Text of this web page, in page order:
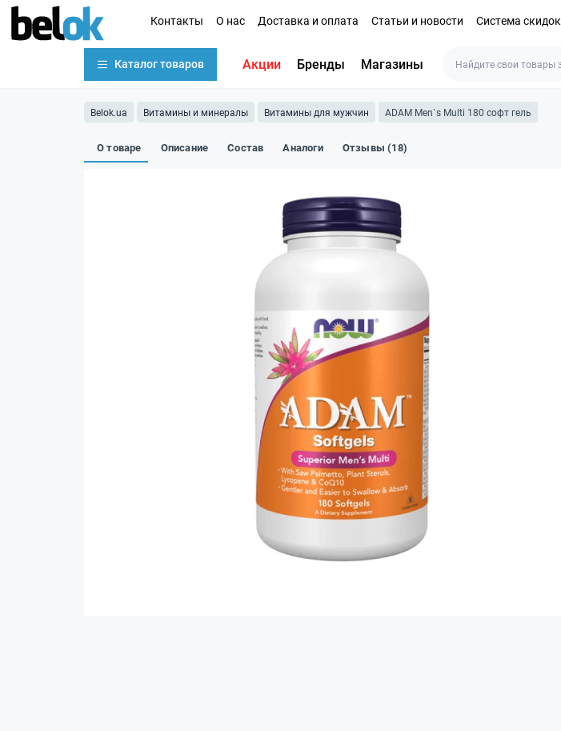
Контакты О нас Доставка и оплата Статьи и новости Система скидок
Каталог товаров Акции Бренды Магазины
Belok.ua Витамины и минералы Витамины для мужчин ADAM Men`s Multi 180 софт гель
О товаре Описание Состав Аналоги Отзывы (18)